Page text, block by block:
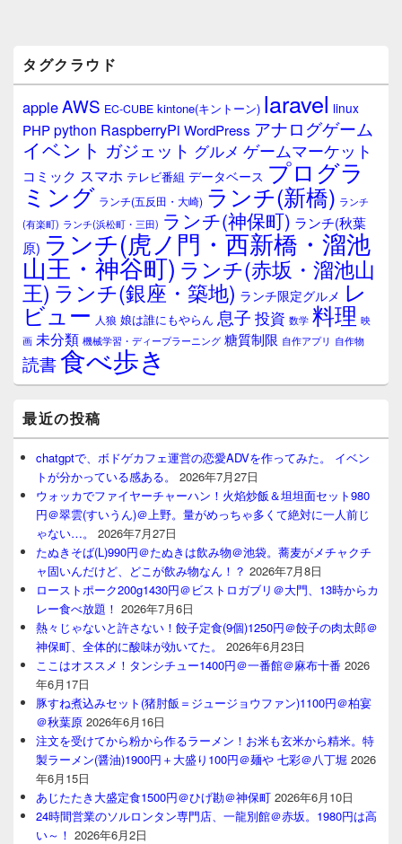
タグクラウド
appleAWS EC-CUBE kintone(キントーン) laravel linux
PHPpython RaspberryPi WordPress アナログゲーム
イベント ガジェット グルメ ゲームマーケット
コミック スマホ テレビ番組 データベース プログラ
ミング ランチ(五反田・大崎) ランチ(新橋) ランチ
(有楽町) ランチ(浜松町・三田) ランチ(神保町) ランチ(秋葉
原) ランチ(虎ノ門・西新橋・溜池
山王・神谷町) ランチ(赤坂・溜池山
王) ランチ(銀座・築地) ランチ限定グルメ レ
ビュー 人狼 娘は誰にもやらん 息子 投資 数学 料理 映
画 未分類 機械学習・ディープラーニング 糖質制限 自作アプリ 自作物
読書食べ歩き
最近の投稿
chatgptで、ボドゲカフェ運営の恋愛ADVを作ってみた。 イベン
トが分かっている感ある。
2026年7月27日
ウォッカでファイヤーチャーハン！火焰炒飯＆坦坦面セット980
円＠翠雲(すいうん)＠上野。量がめっちゃ多くて絶対に一人前じ
ゃない…。
2026年7月27日
たぬきそば(L)990円＠たぬきは飲み物＠池袋。蕎麦がメチャクチ
ャ固いんだけど、どこが飲み物なん！？ 2026年7月8日
ローストポーク200g1430円＠ビストロガブリ＠大門、13時からカ
レー食べ放題！ 2026年7月6日
熱々じゃないと許さない！餃子定食(9個)1250円＠餃子の肉太郎＠
神保町、全体的に酸味が効いてた。
2026年6月23日
ここはオススメ！タンシチュー1400円＠一番館＠麻布十番 2026
年6月17日
豚すね煮込みセット(猪肘飯＝ジュージョウファン)1100円＠柏宴
＠秋葉原 2026年6月16日
注文を受けてから粉から作るラーメン！お米も玄米から精米。特
製ラーメン(醤油)1900円＋大盛り100円＠麺や 七彩＠八丁堀 2026
年6月15日
あじたたき大盛定食1500円＠ひげ勘＠神保町 2026年6月10日
24時間営業のソルロンタン専門店、一龍別館＠赤坂。1980円は高
い～！ 2026年6月2日